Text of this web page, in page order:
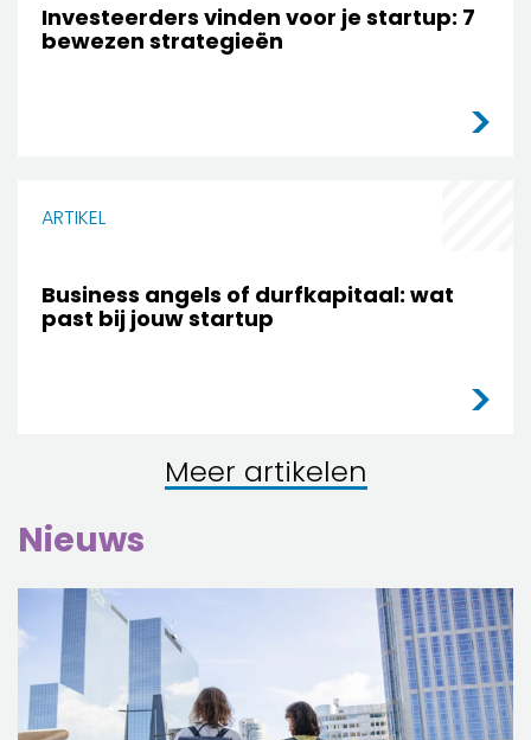
Investeerders vinden voor je startup: 7
bewezen strategieën
ARTIKEL
Business angels of durfkapitaal: wat
past bij jouw startup
Meer artikelen
Nieuws